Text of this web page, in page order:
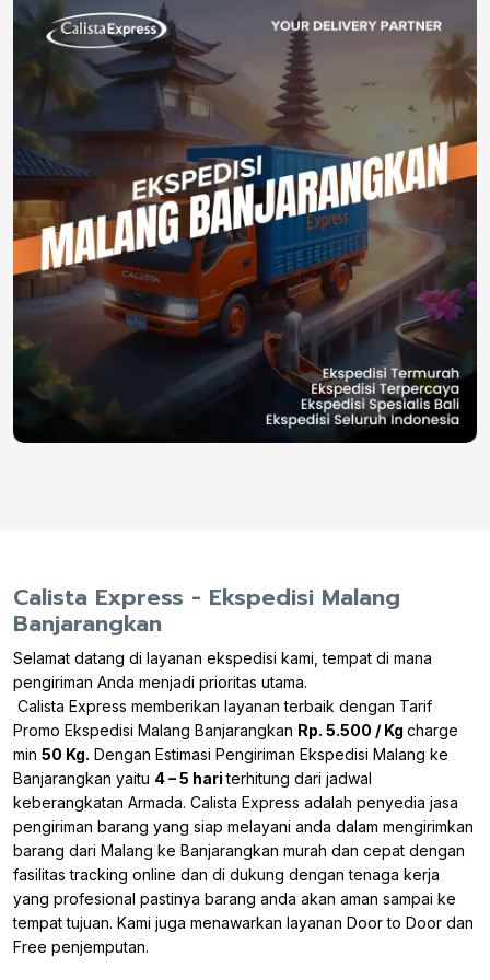
Calista Express - Ekspedisi Malang
Banjarangkan
Selamat datang di layanan ekspedisi kami, tempat di mana
pengiriman Anda menjadi prioritas utama.
Calista Express memberikan layanan terbaik dengan Tarif
Promo Ekspedisi Malang Banjarangkan Rp. 5.500 / Kg charge
min 50 Kg. Dengan Estimasi Pengiriman Ekspedisi Malang ke
Banjarangkan yaitu 4 – 5 hariterhitung dari jadwal
keberangkatan Armada. Calista Express adalah penyedia jasa
pengiriman barang yang siap melayani anda dalam mengirimkan
barang dari Malang ke Banjarangkan murah dan cepat dengan
fasilitas tracking online dan di dukung dengan tenaga kerja
yang profesional pastinya barang anda akan aman sampai ke
tempat tujuan. Kami juga menawarkan layanan Door to Door dan
Free penjemputan.